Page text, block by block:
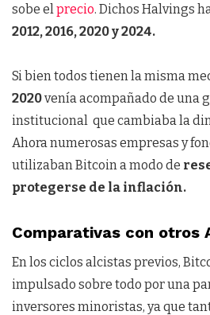
sobe el precio. Dichos Halvings
2012, 2016, 2020 y 2024.
Si bien todos tienen la misma
2020venía acompañado de una
institucional que cambiaba la
Ahora numerosas empresas y
utilizaban Bitcoin a modo de
protegerse de la inflación.
Comparativas con otros
En los ciclos alcistas previos,
impulsado sobre todo por una
inversores minoristas, ya que